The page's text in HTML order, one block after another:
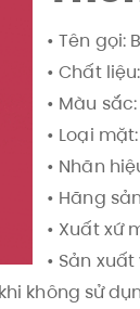
• Tên
• Chất
• Màu
• Loại
• Nhãn
• Hãng
• Xuất xứ
• Sản
không sử